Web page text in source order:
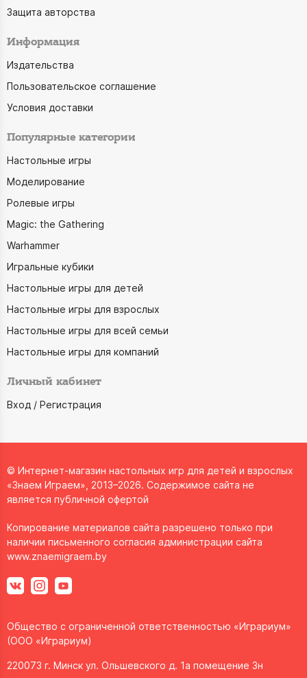
Защита авторства
Информация
Издательства
Пользовательское соглашение
Условия доставки
Популярные категории
Настольные игры
Моделирование
Ролевые игры
Magic: the Gathering
Warhammer
Игральные кубики
Настольные игры для детей
Настольные игры для взрослых
Настольные игры для всей семьи
Настольные игры для компаний
Личный кабинет
Вход / Регистрация
© Интернет-магазин настольных игр для детей и взрослых
«Знаем Играем», 2013–2026. Содержимое сайта не
является публичной офертой
Копирование материалов сайта разрешено только при
наличии письменного согласия администрации сайта
www.znaemigraem.by
Общество с ограниченной ответственностью «Играриум»
(ООО «Играриум)
220073 г. Минск ул. Ольшевского д. 1а помещение 3н